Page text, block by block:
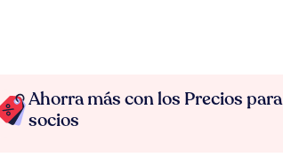
Ahorra más con los Precios para
socios